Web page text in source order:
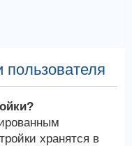
хранятся в